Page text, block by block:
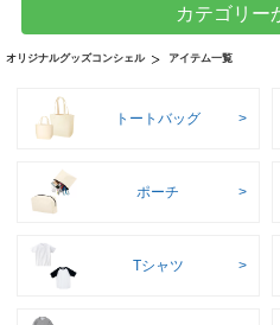
カテゴリー
オリジナルグッズコンシェル アイテム一覧
トートバッグ
ポーチ
Tシャツ